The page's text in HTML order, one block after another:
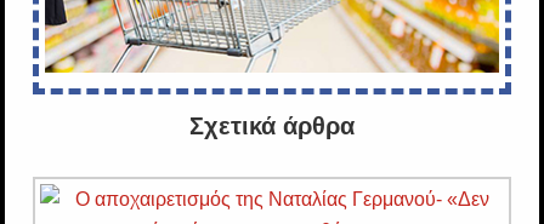
Σχετικά άρθρα